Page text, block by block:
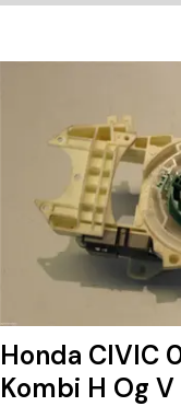
Honda CIVIC
Kombi H Og V